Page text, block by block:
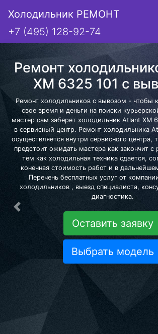
Холодильник РЕМОНТ
+7 (495) 128-92-74
Ремонт
XM 6325 101 с
Ремонт холодильников с вывозом - чтобы
свое время и деньги на поиски
мастер сам заберет холодильник Atlant XM
в сервисный центр. Ремонт холодильника
осуществляется внутри сервисного
предстоит ожидать мастера как закончит
тем как холодильная техника сдается,
конечная стоимость работ и в
Перечень бесплатных услуг от
холодильников , выезд специалиста,
диагностика.
Оставить заявку
Выбрать модель
Предыдущая